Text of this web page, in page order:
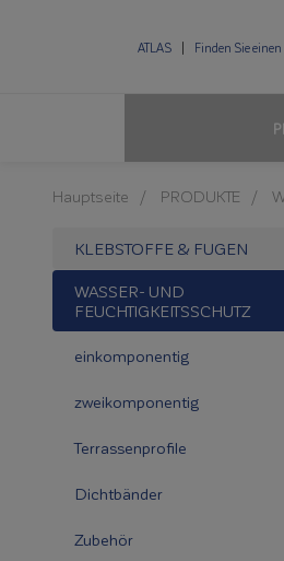
ATLAS Finden Sie
Hauptseite PRODUKTE
KLEBSTOFFE & FUGEN
WASSER- UND
FEUCHTIGKEITSSCHUTZ
einkomponentig
zweikomponentig
Terrassenprofile
Dichtbänder
Zubehör